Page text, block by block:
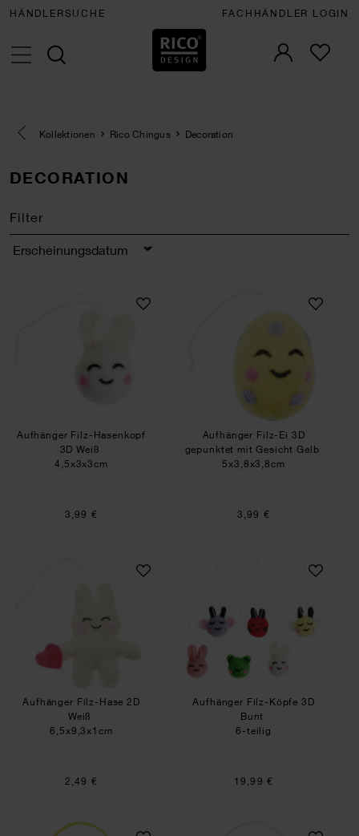
HÄNDLERSUCHE FACHHÄNDLER LOGIN
Eine Kategorie zurück navigieren
Kollektionen Rico Chingus Decoration
DECORATION
Filter
Sortierung
Aufhänger Filz-Hasenkopf 3D Weiß
Aufhänger Filz-Hasenkopf
3D Weiß
4,5x3x3cm
3,99 €
Aufhänger Filz-
Aufhänger Filz-Ei 3D
gepunktet mit Gesicht Gelb
5x3,8x3,8cm
3,99 €
Aufhänger Filz-Hase 2D Weiß
Aufhänger Filz-Hase 2D
Weiß
6,5x9,3x1cm
2,49 €
Aufhänger Filz-
Aufhänger Filz-Köpfe 3D
Bunt
6-teilig
19,99 €
Filz-Korb Küken Gelb Filz-Korb